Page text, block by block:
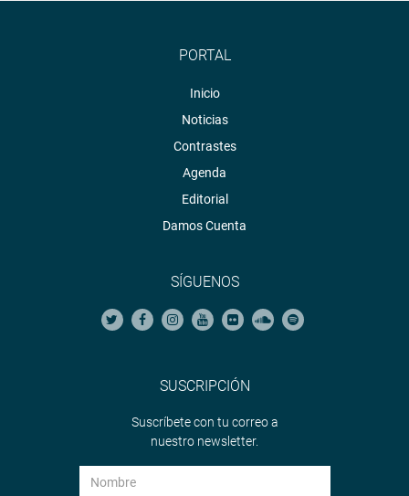
PORTAL
Inicio
Noticias
Contrastes
Agenda
Editorial
Damos Cuenta
SÍGUENOS
SUSCRIPCIÓN
Suscríbete con tu correo a
nuestro newsletter.